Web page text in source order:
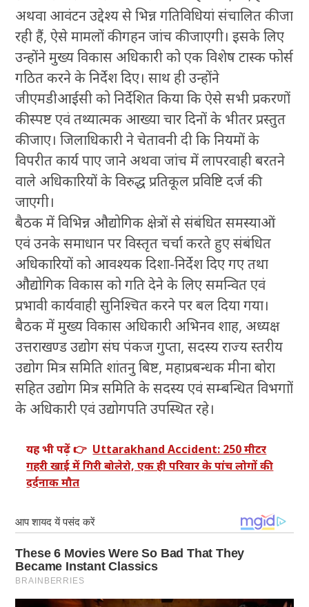
अथवा आवंटन उद्देश्य से भिन्न गतिविधियां संचालित की जा
रही हैं, ऐसे मामलों की गहन जांच की जाएगी। इसके लिए
उन्होंने मुख्य विकास अधिकारी को एक विशेष टास्क फोर्स
गठित करने के निर्देश दिए। साथ ही उन्होंने
जीएमडीआईसी को निर्देशित किया कि ऐसे सभी प्रकरणों
की स्पष्ट एवं तथ्यात्मक आख्या चार दिनों के भीतर प्रस्तुत
की जाए। जिलाधिकारी ने चेतावनी दी कि नियमों के
विपरीत कार्य पाए जाने अथवा जांच में लापरवाही बरतने
वाले अधिकारियों के विरुद्ध प्रतिकूल प्रविष्टि दर्ज की
जाएगी।
बैठक में विभिन्न औद्योगिक क्षेत्रों से संबंधित समस्याओं
एवं उनके समाधान पर विस्तृत चर्चा करते हुए संबंधित
अधिकारियों को आवश्यक दिशा-निर्देश दिए गए तथा
औद्योगिक विकास को गति देने के लिए समन्वित एवं
प्रभावी कार्यवाही सुनिश्चित करने पर बल दिया गया।
बैठक में मुख्य विकास अधिकारी अभिनव शाह, अध्यक्ष
उत्तराखण्ड उद्योग संघ पंकज गुप्ता, सदस्य राज्य स्तरीय
उद्योग मित्र समिति शांतनु बिष्ट, महाप्रबन्धक मीना बोरा
सहित उद्योग मित्र समिति के सदस्य एवं सम्बन्धित विभगाों
के अधिकारी एवं उद्योगपति उपस्थित रहे।
यह भी पढ़ें 👉 Uttarakhand Accident: 250 मीटर
गहरी खाई में गिरी बोलेरो, एक ही परिवार के पांच लोगों की
दर्दनाक मौत